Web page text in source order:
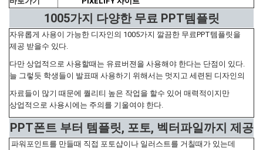
1005가지 다양한 무료 PPT템플릿
자유롭게 사용이 가능한 디자인의 1005가지 깔끔한 무료PPT템플릿을
제공 받을수 있다.
다만 상업적으로 사용할때는 유료버젼을 사용해야 한다는 단점이 있다.
늘 그렇듯 학생들이 발표때 사용하기 위해서는 멋지고 세련된 디자인의
자료들이 많기 때문에 퀄리티 높은 작업을 할수 있어 매력적이지만
상업적으로 사용시에는 주의를 기울여야 한다.
PPT폰트 부터 템플릿, 포토, 벡터파일까지 제공
파워포인트를 만들때 직접 포토샵이나 일러스트를 거칠때가 있는데